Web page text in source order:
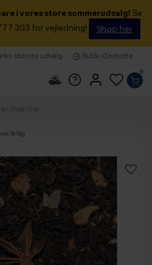
i vores store sommerudsalg! Se
303 for vejledning!
Shop her
største udvalg Butik i Gentofte
0
Te 1kg